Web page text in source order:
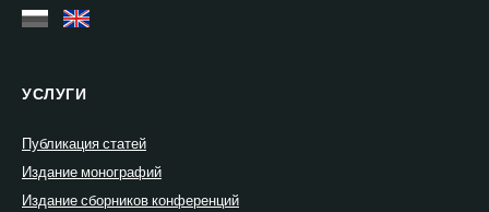
УСЛУГИ
Публикация статей
Издание монографий
Издание сборников конференций